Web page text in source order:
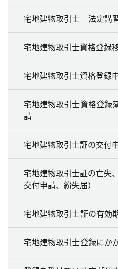
宅地建物取引士 法定講
宅地建物取引士資格登録
宅地建物取引士資格登録
宅地建物取引士資格登録
請
宅地建物取引士証の交付
宅地建物取引士証の亡失
交付申請、紛失届）
宅地建物取引士証の有効
宅地建物取引士登録にか